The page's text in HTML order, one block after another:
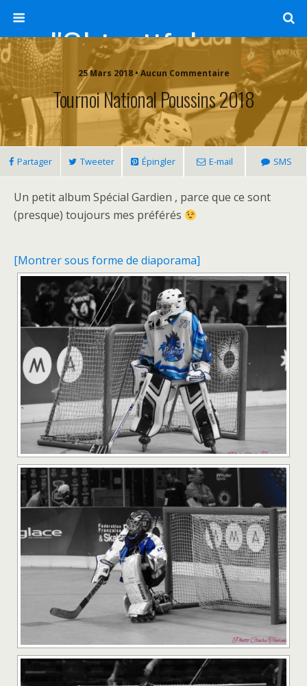
l'Objectif de Clairette
25 Mars 2018 • Aucun Commentaire
Tournoi National Poussins 2018
Partager Tweeter Épingler E-mail SMS
Un petit album Spécial Gardien , parce que ce sont
(presque) toujours mes préférés
[Montrer sous forme de diaporama]